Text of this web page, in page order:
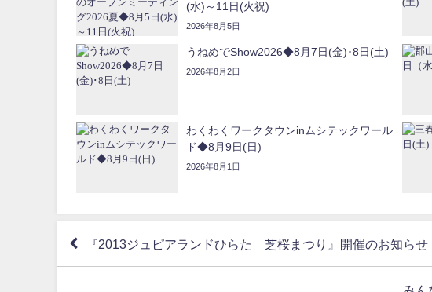
(水)～11日(火祝)
2026年8月5日
うねめでShow2026◆8月7日(金)･8日(土)
2026年8月2日
わくわくワークタウンinムシテックワール
ド◆8月9日(日)
2026年8月1日
『2013ジュピアランドひらた 芝桜まつり』開催のお知らせ